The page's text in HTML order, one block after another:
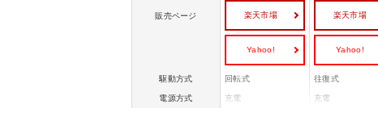
販売ページ 楽天市場
Yahoo!
楽天市場
Yahoo!
駆動方式 回転式 往復式
電源方式 充電 充電